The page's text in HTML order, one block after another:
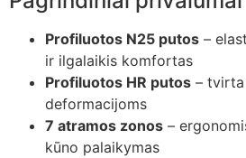
Profiluotos N25 putos –
ir ilgalaikis komfortas
Profiluotos HR putos –
deformacijoms
7 atramos zonos –
kūno palaikymas